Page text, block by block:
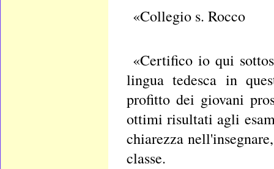
«Collegio s. Rocco
«Certifico io qui
lingua tedesca in
profitto dei giovani
ottimi risultati agli
chiarezza
classe.